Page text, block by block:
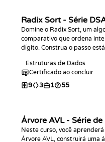
Radix Sort - Série
Domine o Radix Sort, um
comparativo que ordena
dígito. Construa o passo
seu comportamento de
de programação.
Estruturas de Dados
Certificado ao concluir
9 3 1 55
Árvore AVL - Série
Neste curso, você
Árvore AVL, construirá uma